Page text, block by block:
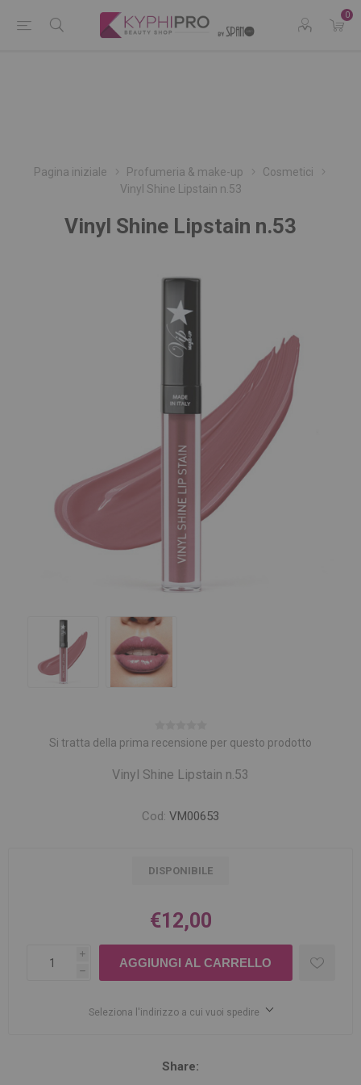
0
Pagina iniziale Profumeria & make-up
Cosmetici
Vinyl Shine Lipstain n.53
Vinyl Shine Lipstain n.53
Si tratta della prima recensione per questo prodotto
Vinyl Shine Lipstain n.53
Cod: VM00653
DISPONIBILE
€12,00
i
h
Seleziona l'indirizzo a cui vuoi spedire
Share: